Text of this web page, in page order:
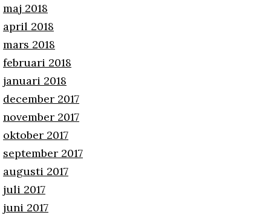
maj 2018
april 2018
mars 2018
februari 2018
januari 2018
december 2017
november 2017
oktober 2017
september 2017
augusti 2017
juli 2017
juni 2017